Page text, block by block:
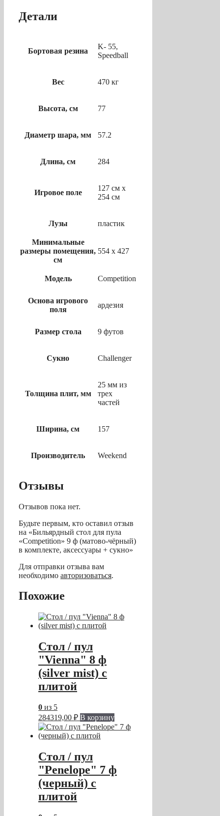
Детали
Бортовая резина
K- 55,
Speedball
Вес 470 кг
Высота, см 77
Диаметр шара, мм 57.2
Длина, см 284
Игровое поле
127 см х
254 см
Лузы пластик
Минимальные
размеры помещения,
см
554 х 427
Модель Competition
Основа игрового
поля
ардезия
Размер стола 9 футов
Сукно Challenger
Толщина плит, мм
25 мм из
трех
частей
Ширина, см 157
Производитель Weekend
Отзывы
Отзывов пока нет.
Будьте первым, кто оставил отзыв
на «Бильярдный стол для пула
«Competition» 9 ф (матово-чёрный)
в комплекте, аксессуары + сукно»
Для отправки отзыва вам
необходимо авторизоваться.
Похожие
Стол / пул
"Vienna" 8 ф
(silver mist) с
плитой
0 из 5
284319,00 ₽ В корзину
Стол / пул
"Penelope" 7 ф
(черный) с
плитой